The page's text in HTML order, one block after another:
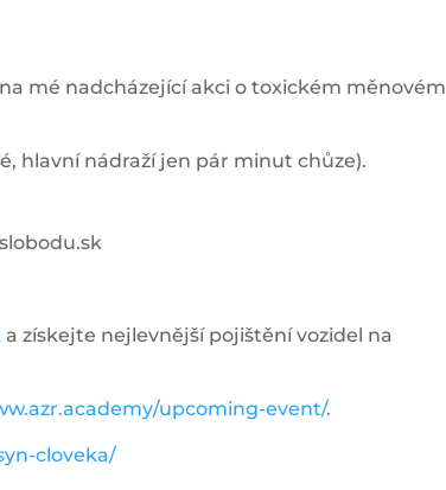
mé nadcházející akci o toxickém měnovém
hlavní nádraží jen pár minut chůze).
a získejte nejlevnější pojištění vozidel na
upcoming-event/.
cloveka/